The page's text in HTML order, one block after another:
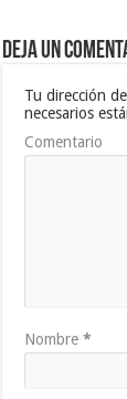
Deja un
Tu dirección
necesarios
Comentario
Nombre*